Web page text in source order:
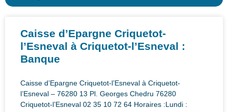
Caisse d’Epargne Criquetot-
l’Esneval à Criquetot-l’Esneval :
Banque
Caisse d’Epargne Criquetot-l’Esneval à Criquetot-
l’Esneval – 76280 13 Pl. Georges Chedru 76280
Criquetot-l’Esneval 02 35 10 72 64 Horaires :Lundi :